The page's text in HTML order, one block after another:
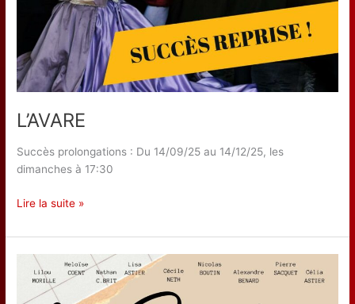
L’AVARE
Succès prolongations : Du 14/09/25 au 14/12/25, les
dimanches à 17:30
L’AVARE
Lire la suite »